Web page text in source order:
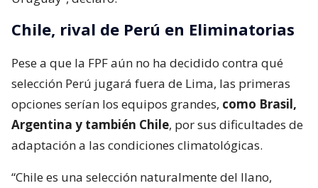
Chile, rival de Perú en Eliminatorias
Pese a que la FPF aún no ha decidido contra qué
selección Perú jugará fuera de Lima, las primeras
opciones serían los equipos grandes, como Brasil,
Argentina y también Chile, por sus dificultades de
adaptación a las condiciones climatológicas.
“Chile es una selección naturalmente del llano,